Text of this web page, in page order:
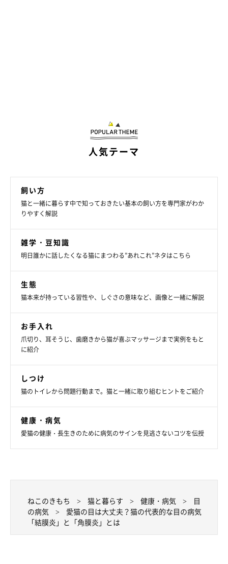
が大量に出ていた子猫は、点眼薬のほかに注射による全身療法も
行ったことで症状がおさまりました。また、目ヤニによって目の
周りが茶色く汚れ、両目ともに涙があふれて鼻も黒く汚れてしま
です。
少しでもおかしいと感じたら早めに動物病院
人気テーマ
飼い方
猫と一緒に暮らす中で知っておきたい基本の飼い方を専門家がわか
りやすく解説
雑学・豆知識
明日誰かに話したくなる猫にまつわる”あれこれ”ネタはこちら
生態
猫本来が持っている習性や、しぐさの意味など、画像と一緒に解説
お手入れ
爪切り、耳そうじ、歯磨きから猫が喜ぶマッサージまで実例をもと
に紹介
しつけ
猫のトイレから問題行動まで。猫と一緒に取り組むヒントをご紹介
健康・病気
愛猫の健康・長生きのために病気のサインを見逃さないコツを伝授
ねこのきもち 猫と暮らす 健康・病気
目
の病気
愛猫の目は大丈夫？猫の代表的な目の病気
「結膜炎」と「角膜炎」とは